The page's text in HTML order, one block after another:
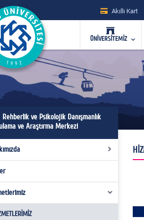
Akıllı Kart
ÜNİVERSİTEMİZ
ve Psikolojik Danışmanlık
ve Araştırma Merkezi
Bilgiler
Vizyon
Kurulu